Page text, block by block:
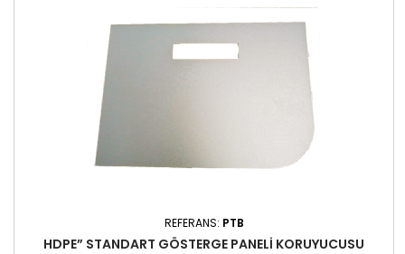
REFERANS: PTB
HDPE” STANDART GÖSTERGE PANELI KORUYUCUSU